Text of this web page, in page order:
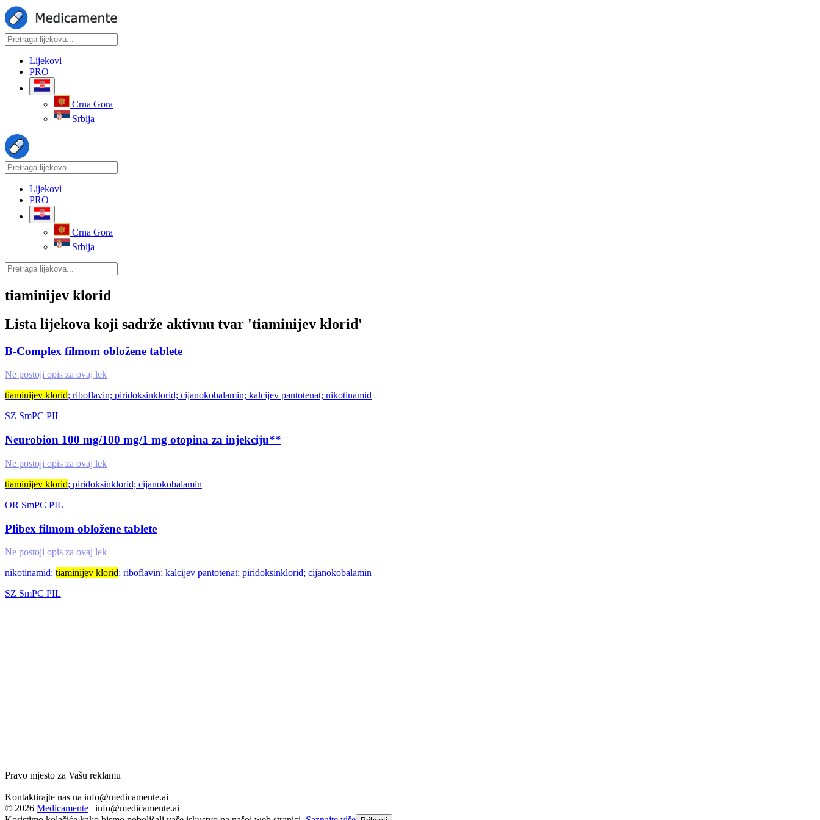
Lijekovi
PRO
Crna Gora
Srbija
Lijekovi
PRO
Crna Gora
Srbija
tiaminijev klorid
Lista lijekova koji sadrže aktivnu tvar 'tiaminijev klorid'
B-Complex filmom obložene tablete
Ne postoji opis za ovaj lek
tiaminijev klorid; riboflavin; piridoksinklorid; cijanokobalamin; kalcijev pantotenat; nikotinamid
SZ SmPC PIL
Neurobion 100 mg/100 mg/1 mg otopina za injekciju**
Ne postoji opis za ovaj lek
tiaminijev klorid; piridoksinklorid; cijanokobalamin
OR SmPC PIL
Plibex filmom obložene tablete
Ne postoji opis za ovaj lek
nikotinamid; tiaminijev klorid; riboflavin; kalcijev pantotenat; piridoksinklorid; cijanokobalamin
SZ SmPC PIL
Pravo mjesto za Vašu reklamu
Kontaktirajte nas na info@medicamente.ai
© 2026 Medicamente | info@medicamente.ai